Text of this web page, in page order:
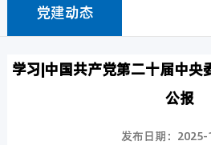
党建动态
学习|中国共产党第二十届中央
公报
发布日期：